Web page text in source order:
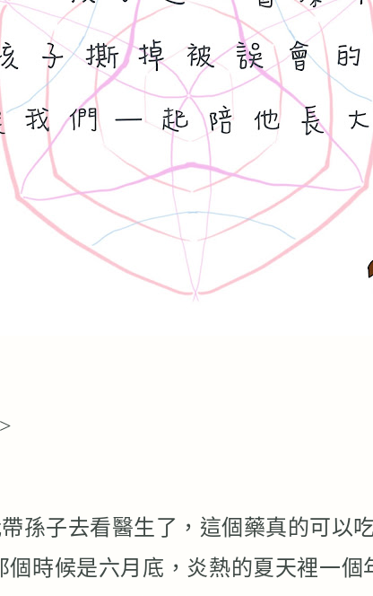
孫子去看醫生了，這個藥真的可以
個時候是六月底，炎熱的夏天裡一個